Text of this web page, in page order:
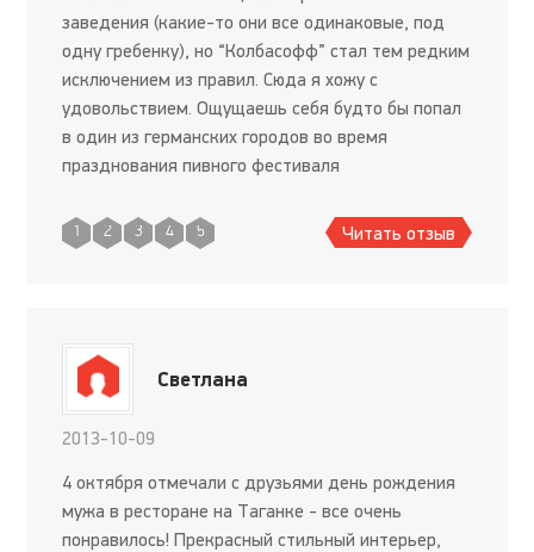
заведения (какие-то они все одинаковые, под
одну гребенку), но “Колбасофф” стал тем редким
исключением из правил. Сюда я хожу с
удовольствием. Ощущаешь себя будто бы попал
в один из германских городов во время
празднования пивного фестиваля
но места для нас всегда находятся. Офици
1 2 3 4 5 Читать отзыв
Светлана
2013-10-09
4 октября отмечали с друзьями день рождения
мужа в ресторане на Таганке - все очень
понравилось! Прекрасный стильный интерьер,